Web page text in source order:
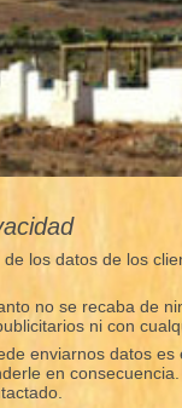
los datos de los
no se recaba de
ni con
enviarnos datos
en